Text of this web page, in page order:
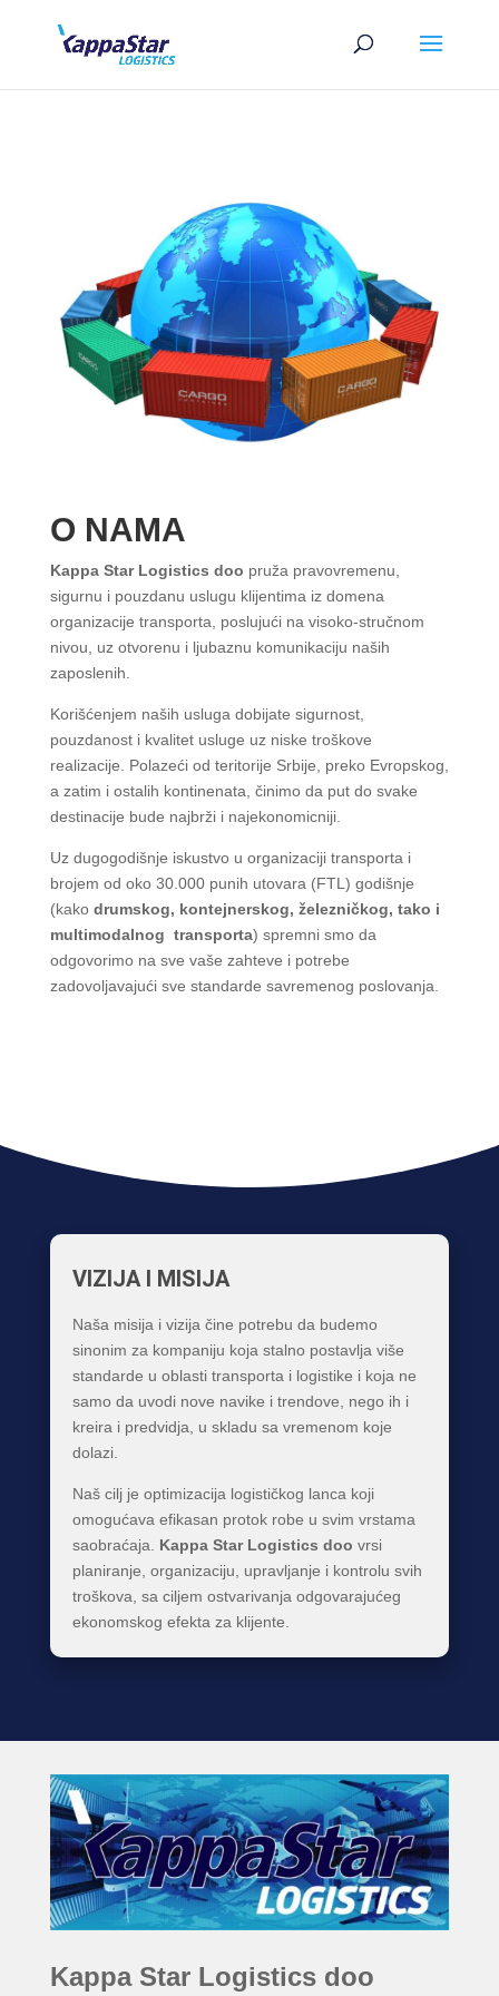
O NAMA
Kappa Star Logistics doo pruža pravovremenu,
sigurnu i pouzdanu uslugu klijentima iz domena
organizacije transporta, poslujući na visoko-stručnom
nivou, uz otvorenu i ljubaznu komunikaciju naših
zaposlenih.
Korišćenjem naših usluga dobijate sigurnost,
pouzdanost i kvalitet usluge uz niske troškove
realizacije. Polazeći od teritorije Srbije, preko Evropskog,
a zatim i ostalih kontinenata, činimo da put do svake
destinacije bude najbrži i najekonomicniji.
Uz dugogodišnje iskustvo u organizaciji transporta i
brojem od oko 30.000 punih utovara (FTL) godišnje
(kako drumskog, kontejnerskog, železničkog, tako i
multimodalnog transporta) spremni smo da
odgovorimo na sve vaše zahteve i potrebe
zadovoljavajući sve standarde savremenog poslovanja.
VIZIJA I MISIJA
Naša misija i vizija čine potrebu da budemo
sinonim za kompaniju koja stalno postavlja više
standarde u oblasti transporta i logistike i koja ne
samo da uvodi nove navike i trendove, nego ih i
kreira i predvidja, u skladu sa vremenom koje
dolazi.
Naš cilj je optimizacija logističkog lanca koji
omogućava efikasan protok robe u svim vrstama
saobraćaja. Kappa Star Logistics doo vrsi
planiranje, organizaciju, upravljanje i kontrolu svih
troškova, sa ciljem ostvarivanja odgovarajućeg
ekonomskog efekta za klijente.
Kappa Star Logistics doo